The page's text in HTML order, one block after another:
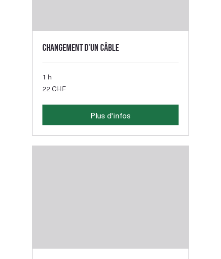
Changement d'un câble
1 h
francs
22 CHF
Plus d'infos